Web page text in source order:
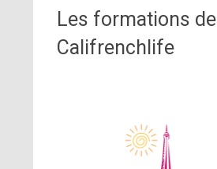
Les formations de
Califrenchlife